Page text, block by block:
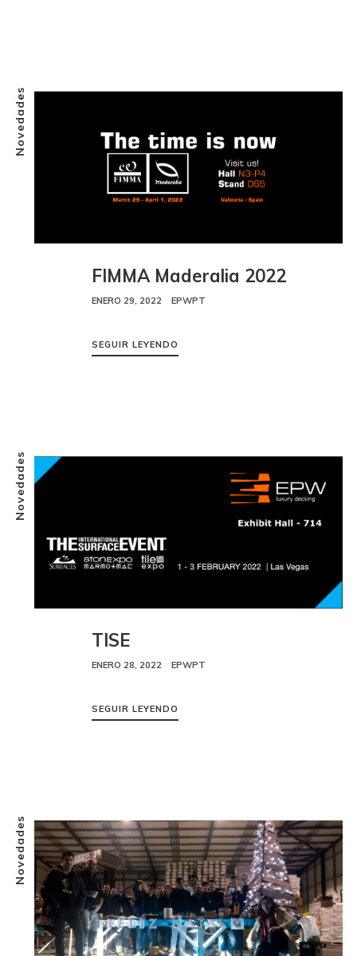
Novedades
FIMMA Maderalia 2022
ENERO 29, 2022 EPWPT
SEGUIR LEYENDO
Novedades
TISE
ENERO 28, 2022 EPWPT
SEGUIR LEYENDO
Novedades